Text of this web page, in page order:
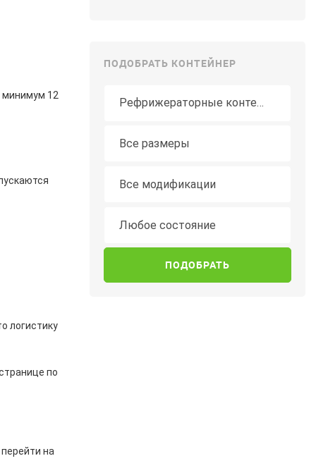
минимум 12
логистику
по
на
ПОДОБРАТЬ КОНТЕЙНЕР
Все размеры
Все модификации
Любое состояние